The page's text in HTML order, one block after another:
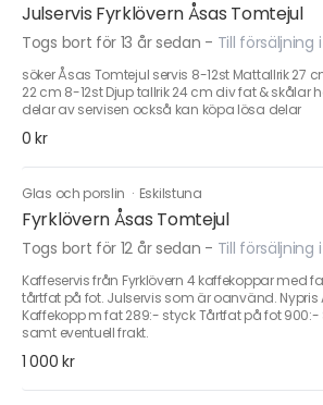
Julservis Fyrklövern Åsas Tomtejul
Togs bort för 13 år sedan - Till försäljning
söker Åsas Tomtejul servis 8-12st Mattallrik 27
22 cm 8-12st Djup tallrik 24 cm div fat & skålar
delar av servisen också kan köpa lösa delar
0 kr
Glas och porslin · Eskilstuna
Fyrklövern Åsas Tomtejul
Togs bort för 12 år sedan - Till försäljning
Kaffeservis från Fyrklövern 4 kaffekoppar med
tårtfat på fot. Julservis som är oanvänd. Nypris
Kaffekopp m fat 289:- styck Tårtfat på fot 900:-
samt eventuell frakt.
1 000 kr